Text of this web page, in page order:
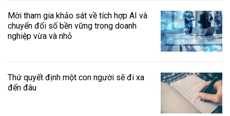
Mời tham gia khảo sát về tích hợp AI và
chuyển đổi số bền vững trong doanh
nghiệp vừa và nhỏ
Thứ quyết định một con người sẽ đi xa
đến đâu